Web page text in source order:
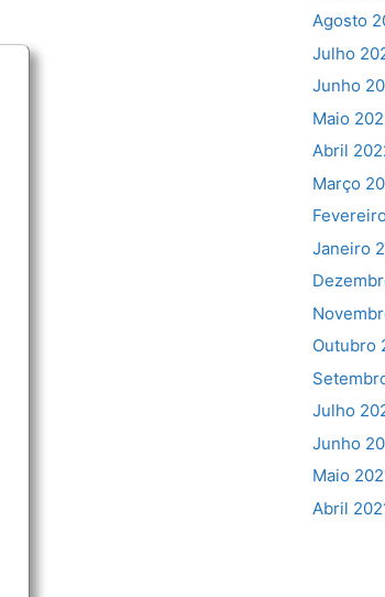
Agosto
Julho
Junho
Maio
Abril
Março
Janeiro
Outubro
Julho
Junho
Maio
Abril